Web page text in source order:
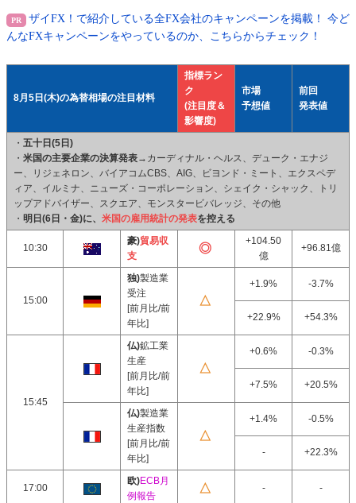
ザイFX！で紹介している全FX会社のキャンペーンを掲載！ 今ど
んなFXキャンペーンをやっているのか、こちらからチェック！
8月5日(木)の為替相場の注目材料
指標ラン
ク
(注目度＆
影響度)
市場
予想値
前回
発表値
・ 五十日(5日)
・ 米国の主要企業の決算発表→カーディナル・ヘルス、デューク・エナジ
ー、リジェネロン、バイアコムCBS、AIG、ビヨンド・ミート、エクスペデ
ィア、イルミナ、ニューズ・コーポレーション、シェイク・シャック、トリ
ップアドバイザー、スクエア、モンスタービバレッジ、その他
・ 明日(6日・金)に、 米国の雇用統計の発表を控える
10:30
豪)貿易収
支
+104.50
億
+96.81億
15:00
独)製造業
受注
[前月比/前
年比]
+1.9% -3.7%
+22.9% +54.3%
15:45
仏)鉱工業
生産
[前月比/前
年比]
+0.6% -0.3%
+7.5% +20.5%
仏)製造業
生産指数
[前月比/前
年比]
+1.4% -0.5%
- +22.3%
17:00
欧)ECB月
例報告
- -